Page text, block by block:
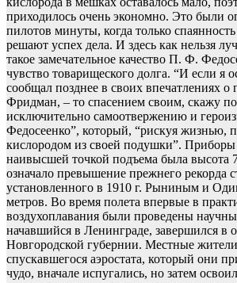
приходилось очень экономно. Это были
пилотов минуты, когда только
решают успех дела. И здесь как нельзя
такое замечательное качество П. Ф.
чувство товарищеского долга. “И если я
сообщал позднее в своих впечатлениях о
Фридман, – то спасением своим, скажу по
исключительно самоотвержению и
Федосеенко”, который, “рискуя жизнью,
кислородом из своей подушки”. Приборы
наивысшей точкой подъема была высота
означало превышение прежнего рекорда
установленного в 1910 г. Рыниным и
метров. Во время полета впервые в
воздухоплавания были проведены
начавшийся в Ленинграде, завершился в
Новгородской губернии. Местные
спускавшегося аэростата, который они
чудо, вначале испугались, но затем